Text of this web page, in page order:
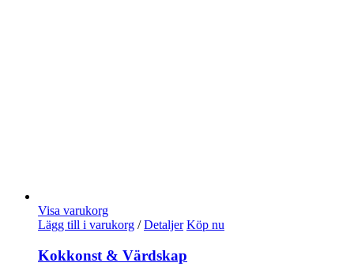
Visa varukorg
Lägg till i varukorg / Detaljer Köp nu
Kokkonst & Värdskap